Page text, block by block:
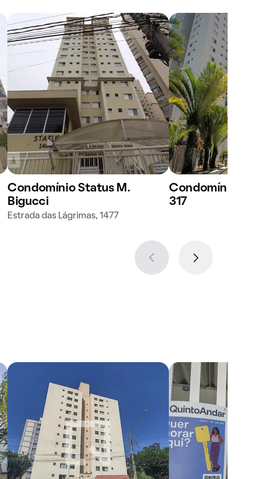
Condomínio Status M.
Bigucci
Estrada das Lágrimas, 1477
Condomínio em
317